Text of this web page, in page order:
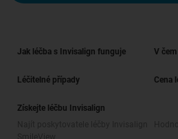
Jak léčba s Invisalign funguje V
Léčitelné případy Cena
Získejte léčbu Invisalign